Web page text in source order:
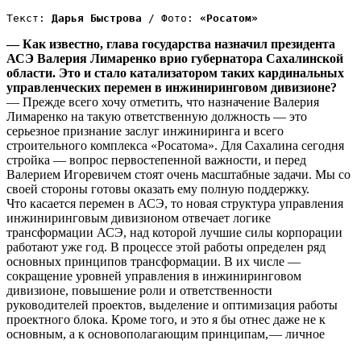
Текст: Дарья Быстрова / Фото: «Росатом»
— Как известно, глава государства назначил президента
АСЭ Валерия Лимаренко врио губернатора Сахалинской
области. Это и стало катализатором таких кардинальных
управленческих перемен в инжиниринговом дивизионе?
— Прежде всего хочу отметить, что назначение Валерия
Лимаренко на такую ответственную должность — это
серьезное признание заслуг инжиниринга и всего
строительного комплекса «Росатома». Для Сахалина сегодня
стройка — вопрос первостепенной важности, и перед
Валерием Игоревичем стоят очень масштабные задачи. Мы со
своей стороны готовы оказать ему полную поддержку.
Что касается перемен в АСЭ, то новая структура управления
инжиниринговым дивизионом отвечает логике
трансформации АСЭ, над которой лучшие силы корпорации
работают уже год. В процессе этой работы определен ряд
основных принципов трансформации. В их числе —
сокращение уровней управления в инжиниринговом
дивизионе, повышение роли и ответственности
руководителей проектов, выделение и оптимизация работы
проектного блока. Кроме того, и это я бы отнес даже не к
основным, а к основополагающим принципам, — личное